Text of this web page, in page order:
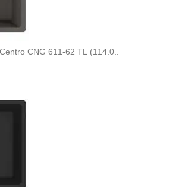
CNG 611-62 TL (114.0..